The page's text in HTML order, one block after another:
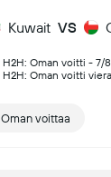
Kuwait VS
H2H: Oman voitti -
H2H: Oman voitti
Oman voittaa